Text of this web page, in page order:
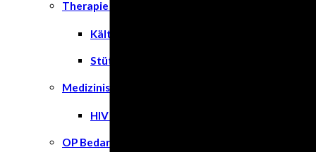
Therapie & Kompression
Kälte- & Wärmetherapie
Stützstrümpfe & Kompression
Medizinische Tests & Geräte
HIV Tests
OP Bedarf